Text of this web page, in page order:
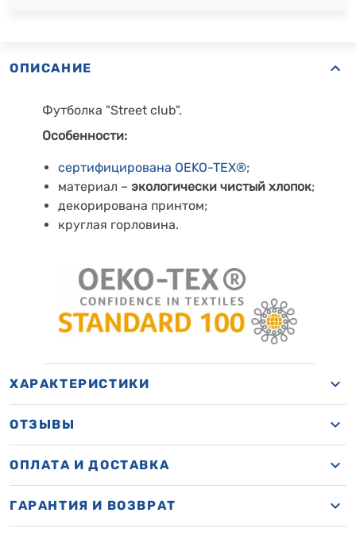
ОПИСАНИЕ
Футболка "Street club".
Особенности:
сертифицирована OEKO-TEX®;
материал – экологически чистый хлопок;
декорирована принтом;
круглая горловина.
ХАРАКТЕРИСТИКИ
ОТЗЫВЫ
ОПЛАТА И ДОСТАВКА
ГАРАНТИЯ И ВОЗВРАТ